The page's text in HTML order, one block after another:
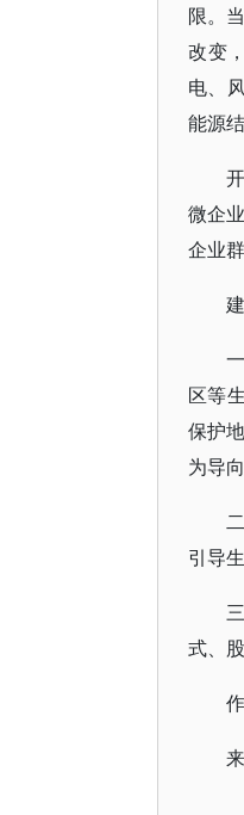
限。
改变
电、
能源
微企
企业
区等
保护
为导
引导
式、